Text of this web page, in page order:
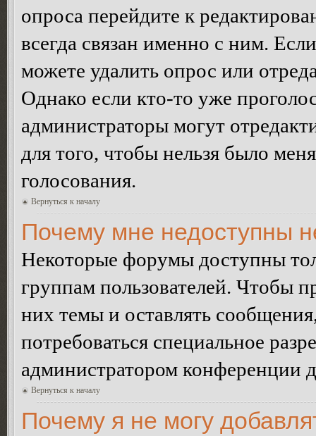
опроса перейдите к
всегда связан именно с ним.
можете удалить опрос или
Однако если кто-то уже
администраторы могут
для того, чтобы нельзя было
голосования.
Вернуться к началу
Почему мне недоступны
Некоторые форумы доступны
группам пользователей. Чтобы
них темы и оставлять
потребоваться специальное
администратором конференции
Вернуться к началу
Почему я не могу